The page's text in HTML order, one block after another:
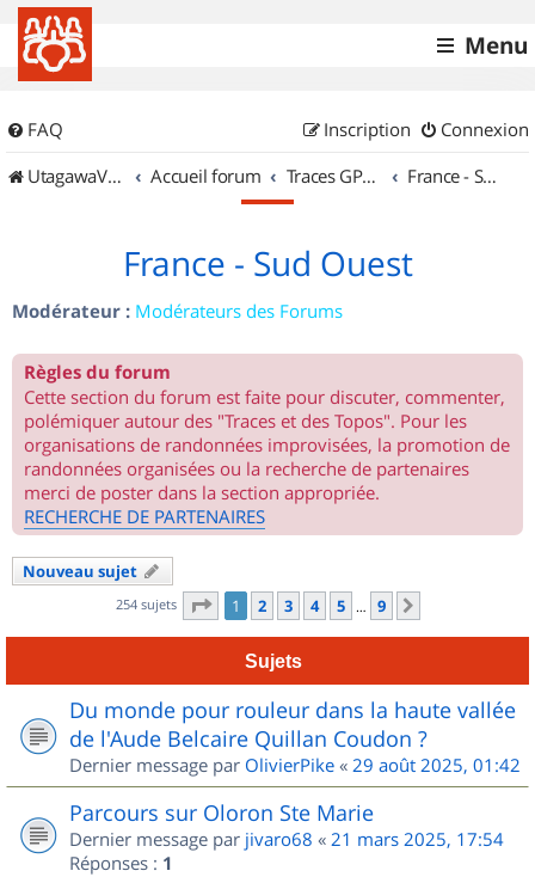
Menu
FAQ Connexion
Inscription
UtagawaVTT (Randos VTT et VTTAE avec traces GPS)
Accueil forum Traces GPS de randos VTT France - Sud Ouest
France - Sud Ouest
Modérateur : Modérateurs des Forums
Règles du forum
Cette section du forum est faite pour discuter, commenter,
polémiquer autour des "Traces et des Topos". Pour les
organisations de randonnées improvisées, la promotion de
randonnées organisées ou la recherche de partenaires
merci de poster dans la section appropriée.
RECHERCHE DE PARTENAIRES
Nouveau sujet
254 sujets Page 1sur
1 2 3 4 5 … 9
Sujets
Du monde pour rouleur dans la haute vallée
de l'Aude Belcaire Quillan Coudon ?
Dernier message par OlivierPike « 29 août 2025, 01:42
Parcours sur Oloron Ste Marie
Dernier message par jivaro68 « 21 mars 2025, 17:54
Réponses : 1